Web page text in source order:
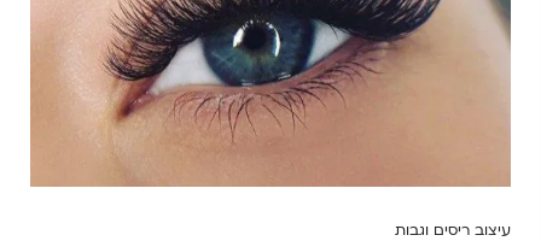
עיצוב ריסים וגבות